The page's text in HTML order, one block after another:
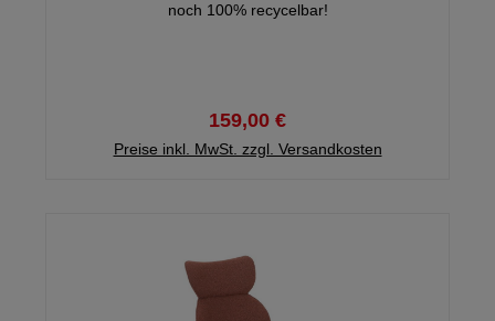
noch 100% recycelbar!
159,00 €
Preise inkl. MwSt. zzgl. Versandkosten